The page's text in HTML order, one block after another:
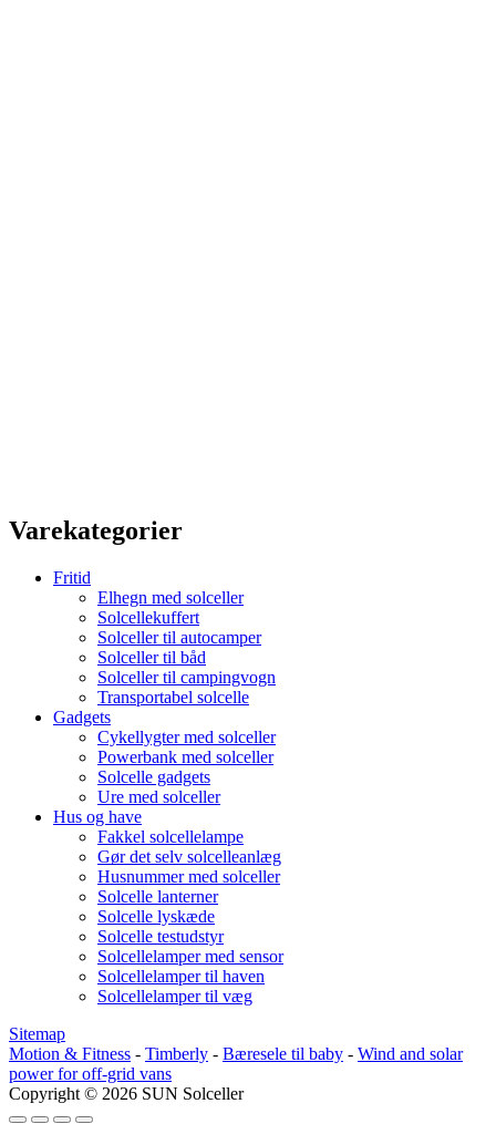
Varekategorier
Fritid
Elhegn med solceller
Solcellekuffert
Solceller til autocamper
Solceller til båd
Solceller til campingvogn
Transportabel solcelle
Gadgets
Cykellygter med solceller
Powerbank med solceller
Solcelle gadgets
Ure med solceller
Hus og have
Fakkel solcellelampe
Gør det selv solcelleanlæg
Husnummer med solceller
Solcelle lanterner
Solcelle lyskæde
Solcelle testudstyr
Solcellelamper med sensor
Solcellelamper til haven
Solcellelamper til væg
Sitemap
Motion & Fitness - Timberly - Bæresele til baby - Wind and solar
power for off-grid vans
Copyright © 2026 SUN Solceller